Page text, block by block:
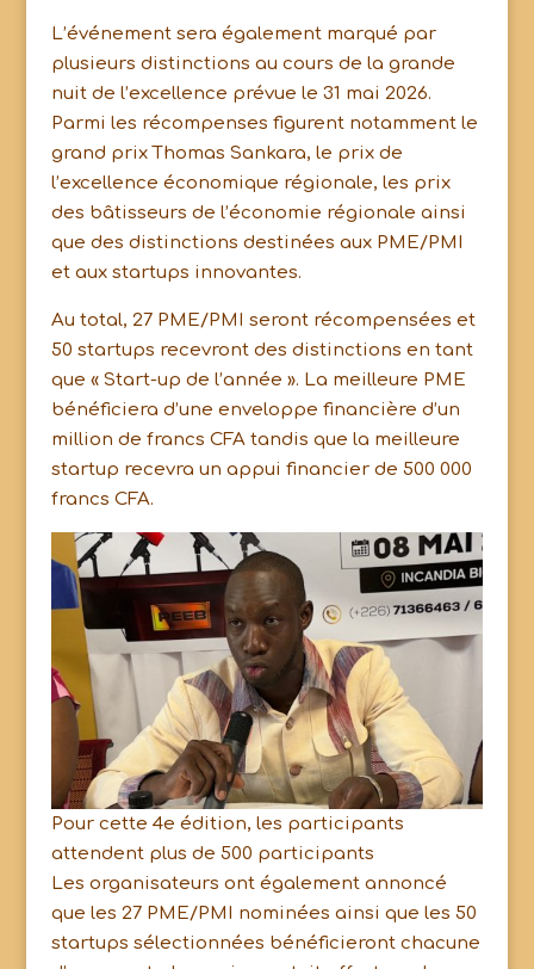
L’événement sera également marqué par
plusieurs distinctions au cours de la grande
nuit de l’excellence prévue le 31 mai 2026.
Parmi les récompenses figurent notamment le
grand prix Thomas Sankara, le prix de
l’excellence économique régionale, les prix
des bâtisseurs de l’économie régionale ainsi
que des distinctions destinées aux PME/PMI
et aux startups innovantes.
Au total, 27 PME/PMI seront récompensées et
50 startups recevront des distinctions en tant
que « Start-up de l’année ». La meilleure PME
bénéficiera d’une enveloppe financière d’un
million de francs CFA tandis que la meilleure
startup recevra un appui financier de 500 000
francs CFA.
Pour cette 4e édition, les participants
attendent plus de 500 participants
Les organisateurs ont également annoncé
que les 27 PME/PMI nominées ainsi que les 50
startups sélectionnées bénéficieront chacune